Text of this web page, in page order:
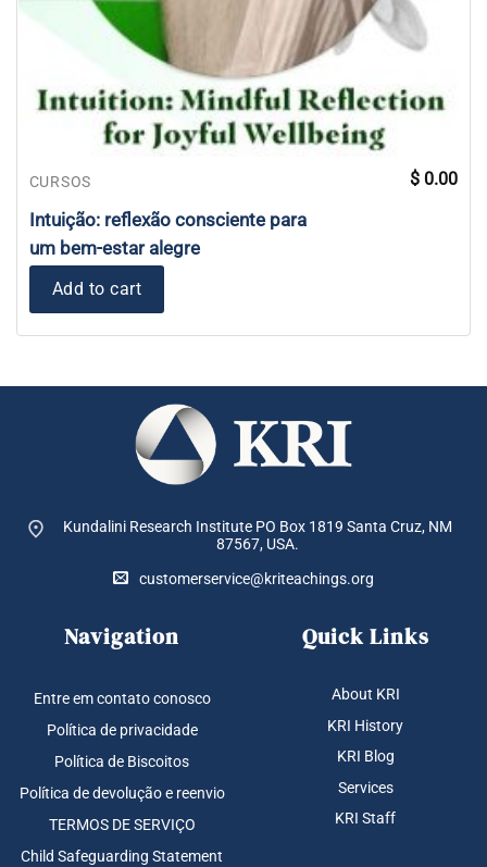
CURSOS
Intuição: reflexão consciente para
um bem-estar alegre
$ 0.00
Add to cart
Kundalini Research Institute PO Box 1819 Santa Cruz, NM
87567, USA.
customerservice@kriteachings.org
Navigation
Entre em contato conosco
Política de privacidade
Política de Biscoitos
Política de devolução e reenvio
TERMOS DE SERVIÇO
Child Safeguarding Statement
Quick Links
About KRI
KRI History
KRI Blog
Services
KRI Staff